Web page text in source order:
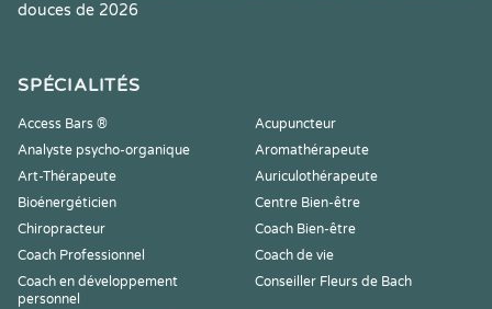
douces de 2026
SPÉCIALITÉS
Access Bars ®
Acupuncteur
Analyste psycho-organique
Aromathérapeute
Art-Thérapeute
Auriculothérapeute
Bioénergéticien
Centre Bien-être
Chiropracteur
Coach Bien-être
Coach Professionnel
Coach de vie
Coach en développement
personnel
Conseiller Fleurs de Bach